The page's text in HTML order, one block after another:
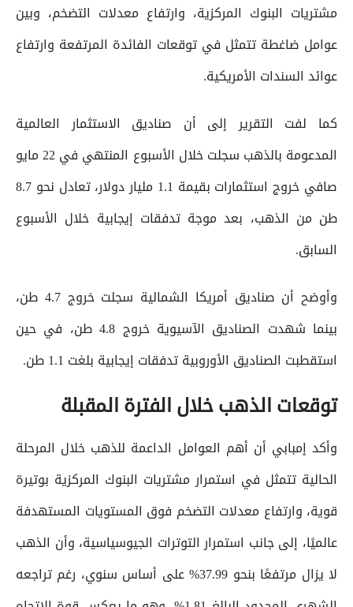
مشتريات البنوك المركزية، وارتفاع معدلات التضخم، وبين
عوامل ضاغطة تتمثل في توقعات الفائدة المرتفعة وارتفاع
عوائد السندات الأمريكية.
كما لفت التقرير إلى أن صناديق الاستثمار العالمية
المدعومة بالذهب سجلت خلال الأسبوع المنتهي في 22 مايو
صافي خروج استثمارات بقيمة 1.1 مليار دولار، تعادل نحو 8.7
طن من الذهب، بعد موجة تدفقات إيجابية خلال الأسبوع
السابق.
وأوضح أن صناديق أمريكا الشمالية سجلت خروج 4.7 طن،
بينما شهدت الصناديق الآسيوية خروج 4.8 طن، في حين
استقطبت الصناديق الأوروبية تدفقات إيجابية بلغت 1.1 طن.
توقعات الذهب خلال الفترة المقبلة
وأكد إمبابي أن أهم العوامل الداعمة للذهب خلال المرحلة
الحالية تتمثل في استمرار مشتريات البنوك المركزية بوتيرة
قوية، وارتفاع معدلات التضخم فوق المستويات المستهدفة
عالميًا، إلى جانب استمرار التوترات الجيوسياسية، وأن الذهب
لا يزال مرتفعًا بنحو 37.99% على أساس سنوي، رغم تراجعه